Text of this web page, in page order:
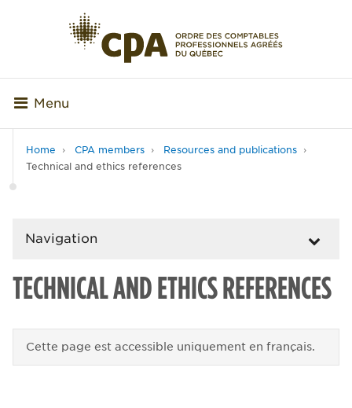
Menu
Home CPA members
Resources and publications
Technical and ethics references
Navigation
TECHNICAL AND ETHICS REFERENCES
Cette page est accessible uniquement en français.